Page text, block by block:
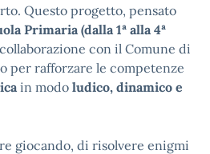
Questo progetto, pensato
Primaria (dalla 1ª alla 4ª
con il Comune di
per rafforzare le competenze
in modo ludico, dinamico e
giocando, di risolvere enigmi